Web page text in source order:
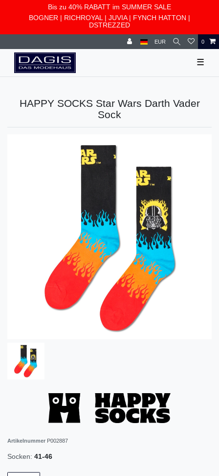
Bis zu 40% RABATT im SUMMER SALE
BOGNER | RICHROYAL | JUVIA| FYNCH HATTON |
DSTREZZED
EUR 0
☰
HAPPY SOCKS Star Wars Darth Vader
Sock
Artikelnummer P002887
Socken: 41-46